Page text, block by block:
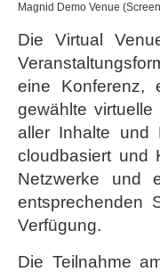
Magnid Demo Venue
Die Virtual
eine Konferenz,
gewählte
aller Inhalte und
cloudbasiert und
Netzwerke und
entsprechenden
Verfügung.
Die Teilnahme